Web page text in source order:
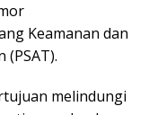
Keamanan dan
melindungi